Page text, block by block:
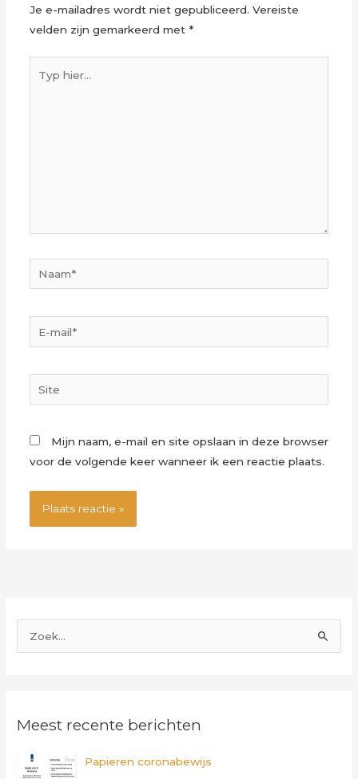
Je e-mailadres wordt niet gepubliceerd. Vereiste
velden zijn gemarkeerd met *
hier...
mail*
Site
Mijn naam, e-mail en site opslaan in deze browser
voor de volgende keer wanneer ik een reactie plaats.
n
Meest recente berichten
Papieren coronabewijs